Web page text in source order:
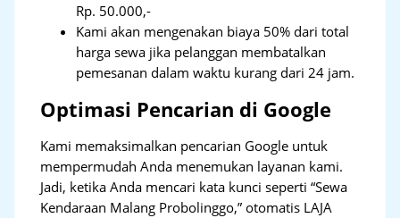
Rp. 50.000,-
Kami akan mengenakan biaya 50% dari total
harga sewa jika pelanggan membatalkan
pemesanan dalam waktu kurang dari 24 jam.
Optimasi Pencarian di Google
Kami memaksimalkan pencarian Google untuk
mempermudah Anda menemukan layanan kami.
Jadi, ketika Anda mencari kata kunci seperti “Sewa
Kendaraan Malang Probolinggo,” otomatis LAJA